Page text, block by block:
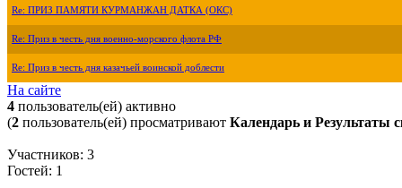
Re: ПРИЗ ПАМЯТИ КУРМАНЖАН ДАТКА (ОКС)
Re: Приз в честь дня военно-морского флота РФ
Re: Приз в честь дня казачьей воинской доблести
На сайте
4 пользователь(ей) активно
(2 пользователь(ей) просматривают Календарь и Результаты
Участников: 3
Гостей: 1